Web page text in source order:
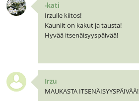
-kati
Irzulle kiitos!
Kauniit on kakut ja tausta!
Hyvää itsenäisyyspäivää!
Irzu
MAUKASTA ITSENÄISYYSPÄIVÄÄ!